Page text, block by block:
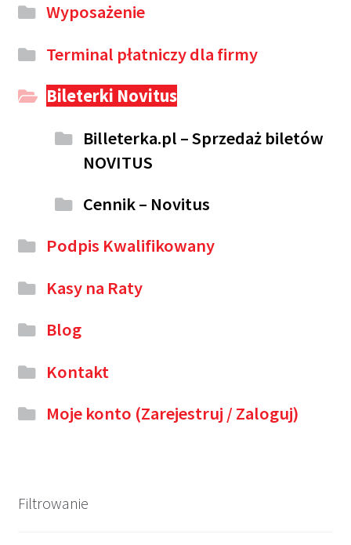
Wyposażenie
Terminal płatniczy dla firmy
Bileterki Novitus
Billeterka.pl – Sprzedaż biletów
NOVITUS
Cennik – Novitus
Podpis Kwalifikowany
Kasy na Raty
Blog
Kontakt
Moje konto (Zarejestruj / Zaloguj)
Filtrowanie